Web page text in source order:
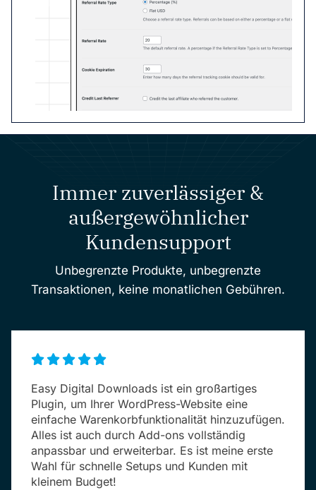
Immer zuverlässiger &
außergewöhnlicher
Kundensupport
Unbegrenzte Produkte, unbegrenzte
Transaktionen, keine monatlichen Gebühren.
Easy Digital Downloads ist ein großartiges
Plugin, um Ihrer WordPress-Website eine
einfache Warenkorbfunktionalität hinzuzufügen.
Alles ist auch durch Add-ons vollständig
anpassbar und erweiterbar. Es ist meine erste
Wahl für schnelle Setups und Kunden mit
kleinem Budget!